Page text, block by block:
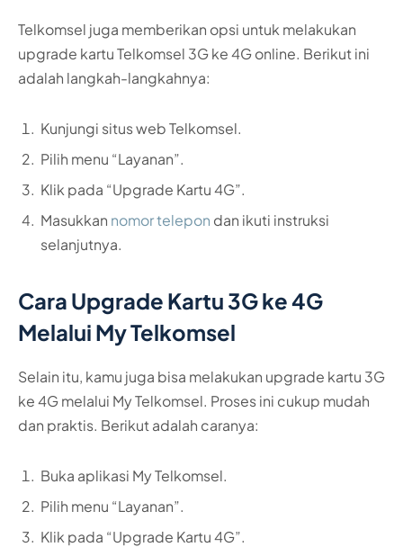
Telkomsel juga memberikan opsi untuk melakukan
upgrade kartu Telkomsel 3G ke 4G online. Berikut ini
adalah langkah-langkahnya:
Kunjungi situs web Telkomsel.
Pilih menu “Layanan”.
Klik pada “Upgrade Kartu 4G”.
Masukkan nomor telepon dan ikuti instruksi
selanjutnya.
Cara Upgrade Kartu 3G ke 4G
Melalui My Telkomsel
Selain itu, kamu juga bisa melakukan upgrade kartu 3G
ke 4G melalui My Telkomsel. Proses ini cukup mudah
dan praktis. Berikut adalah caranya:
Buka aplikasi My Telkomsel.
Pilih menu “Layanan”.
Klik pada “Upgrade Kartu 4G”.